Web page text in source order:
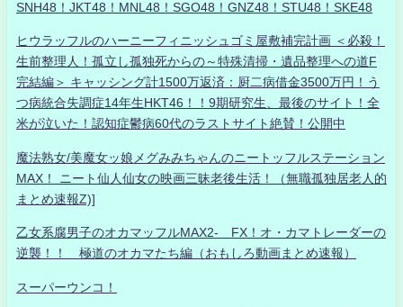
SNH48！JKT48！MNL48！SGO48！GNZ48！STU48！SKE48
ヒウラッフルのハーニーフィニッシュゴミ屋敷補完計画 ＜必殺！
生前整理人！孤立し孤独死からの～特殊清掃・遺品整理への道F
完結編＞ キャッシング計1500万返済：厨二病借金3500万円！う
つ病統合失調症14年生HKT46！！9期研究生、最後のサイト！全
米が泣いた！認知症鬱病60代のラストサイト絶賛！公開中
魔法熟女/美魔女ッ娘メグみみちゃんのニートッフルステーション
MAX！ ニート仙人仙女の映画三昧老後生活！（無職孤独居老人的
まとめ速報Z)]
乙女系腐男子のオカマッフルMAX2- FX！オ・カマトレーダーの
逆襲！！ 極道のオカマたち編（おもしろ動画まとめ速報）
スーパーウンコ！